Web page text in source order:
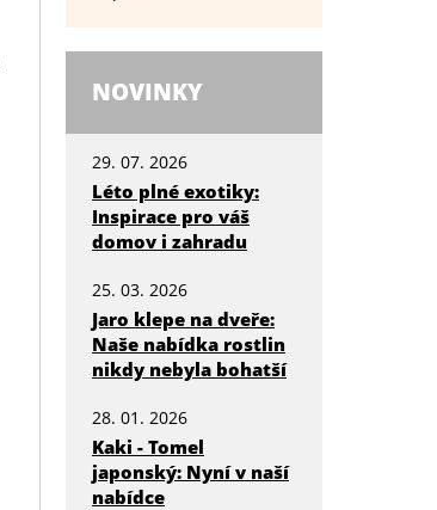
NOVINKY
29. 07. 2026
Léto plné exotiky:
Inspirace pro váš
domov i zahradu
25. 03. 2026
Jaro klepe na dveře:
Naše nabídka rostlin
nikdy nebyla bohatší
28. 01. 2026
Kaki - Tomel
japonský: Nyní v naší
nabídce